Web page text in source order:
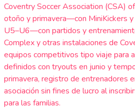
Coventry Soccer Association (CSA)
otoño y primavera—con MiniKickers
U5–U6—con partidos y
Complex y otras instalaciones de
equipos competitivos tipo viaje para
definidos con tryouts en junio y
primavera, registro de entrenadores
asociación sin fines de lucro al
para las familias.